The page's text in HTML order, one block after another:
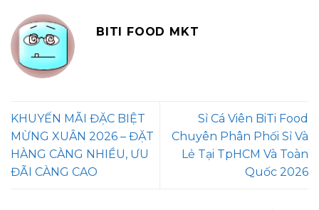
BITI FOOD MKT
KHUYẾN MÃI ĐẶC BIỆT
MỪNG XUÂN 2026 – ĐẶT
HÀNG CÀNG NHIỀU, ƯU
ĐÃI CÀNG CAO
Sỉ Cá Viên BiTi Food
Chuyên Phân Phối Sỉ Và
Lẻ Tại TpHCM Và Toàn
Quốc 2026